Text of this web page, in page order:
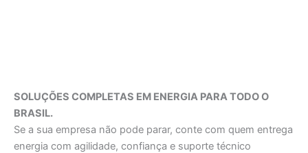
SOLUÇÕES COMPLETAS EM ENERGIA PARA TODO O
BRASIL.
Se a sua empresa não pode parar, conte com quem entrega
energia com agilidade, confiança e suporte técnico